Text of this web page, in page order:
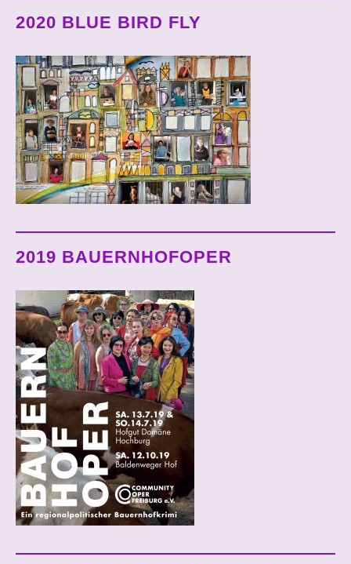
2020 BLUE BIRD FLY
2019 BAUERNHOFOPER